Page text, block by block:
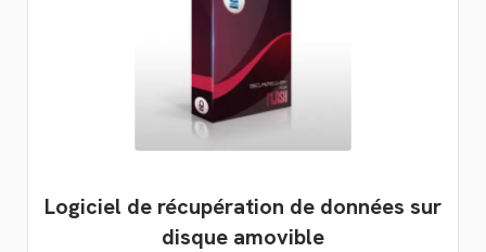
Logiciel de récupération de données sur
disque amovible